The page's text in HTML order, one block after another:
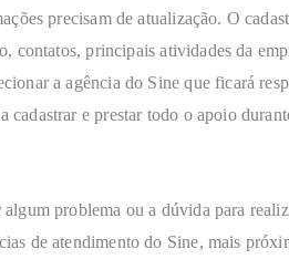
precisam de atualização. O
contatos, principais atividades da
a agência do Sine que ficará
cadastrar e prestar todo o apoio
problema ou a dúvida para
de atendimento do Sine, mais